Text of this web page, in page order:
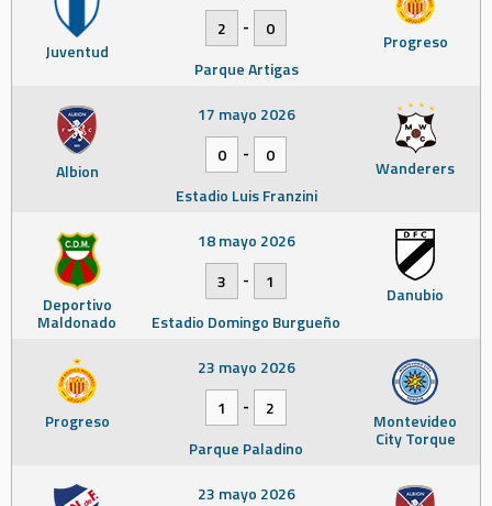
Juventud Progreso
2
-
0
Parque Artigas
Albion Wanderers
17 mayo 2026
0
-
0
Estadio Luis Franzini
Deportivo
Maldonado
Danubio
18 mayo 2026
3
-
1
Estadio Domingo Burgueño
Progreso Montevideo
City Torque
23 mayo 2026
1
-
2
Parque Paladino
23 mayo 2026